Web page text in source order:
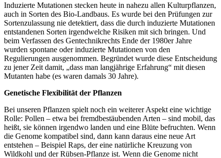
Induzierte Mutationen stecken heute in nahezu allen Kulturpflanzen,
auch in Sorten des Bio-Landbaus. Es wurde bei den Prüfungen zur
Sortenzulassung nie detektiert, dass die durch induzierte Mutationen
entstandenen Sorten irgendwelche Risiken mit sich bringen. Und
beim Verfassen des Gentechnikrechts Ende der 1980er Jahre
wurden spontane oder induzierte Mutationen von den
Regulierungen ausgenommen. Begründet wurde diese Entscheidung
zu jener Zeit damit, „dass man langjährige Erfahrung“ mit diesen
Mutanten habe (es waren damals 30 Jahre).
Genetische Flexibilität der Pflanzen
Bei unseren Pflanzen spielt noch ein weiterer Aspekt eine wichtige
Rolle: Pollen – etwa bei fremdbestäubenden Arten – sind mobil, das
heißt, sie können irgendwo landen und eine Blüte befruchten. Wenn
die Genome kompatibel sind, dann kann daraus eine neue Art
entstehen – Beispiel Raps, der eine natürliche Kreuzung von
Wildkohl und der Rübsen-Pflanze ist. Wenn die Genome nicht